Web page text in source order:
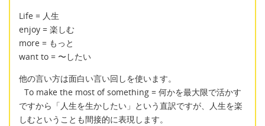
Life = 人生
enjoy = 楽しむ
more = もっと
want to = 〜したい
他の言い方は面白い言い回しを使います。
To make the most of something = 何かを最大限で活かす
ですから「人生を生かしたい」という直訳ですが、人生を楽
しむということも間接的に表現します。